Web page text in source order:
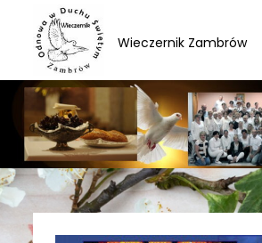
content
Wieczernik Zambrów